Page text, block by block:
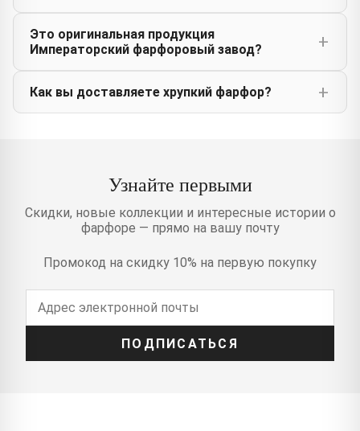
Это оригинальная продукция
Императорский фарфоровый завод?
Как вы доставляете хрупкий фарфор?
Узнайте первыми
Скидки, новые коллекции и интересные истории о
фарфоре — прямо на вашу почту
Промокод на скидку 10% на первую покупку
ПОДПИСАТЬСЯ